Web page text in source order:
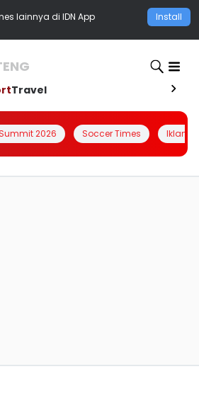
lainnya di IDN App Install
Travel
2026 Soccer Times Iklanin